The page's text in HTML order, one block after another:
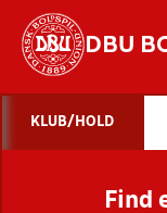
DBU
KLUB/HOLD
Find